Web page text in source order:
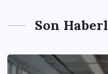
Son